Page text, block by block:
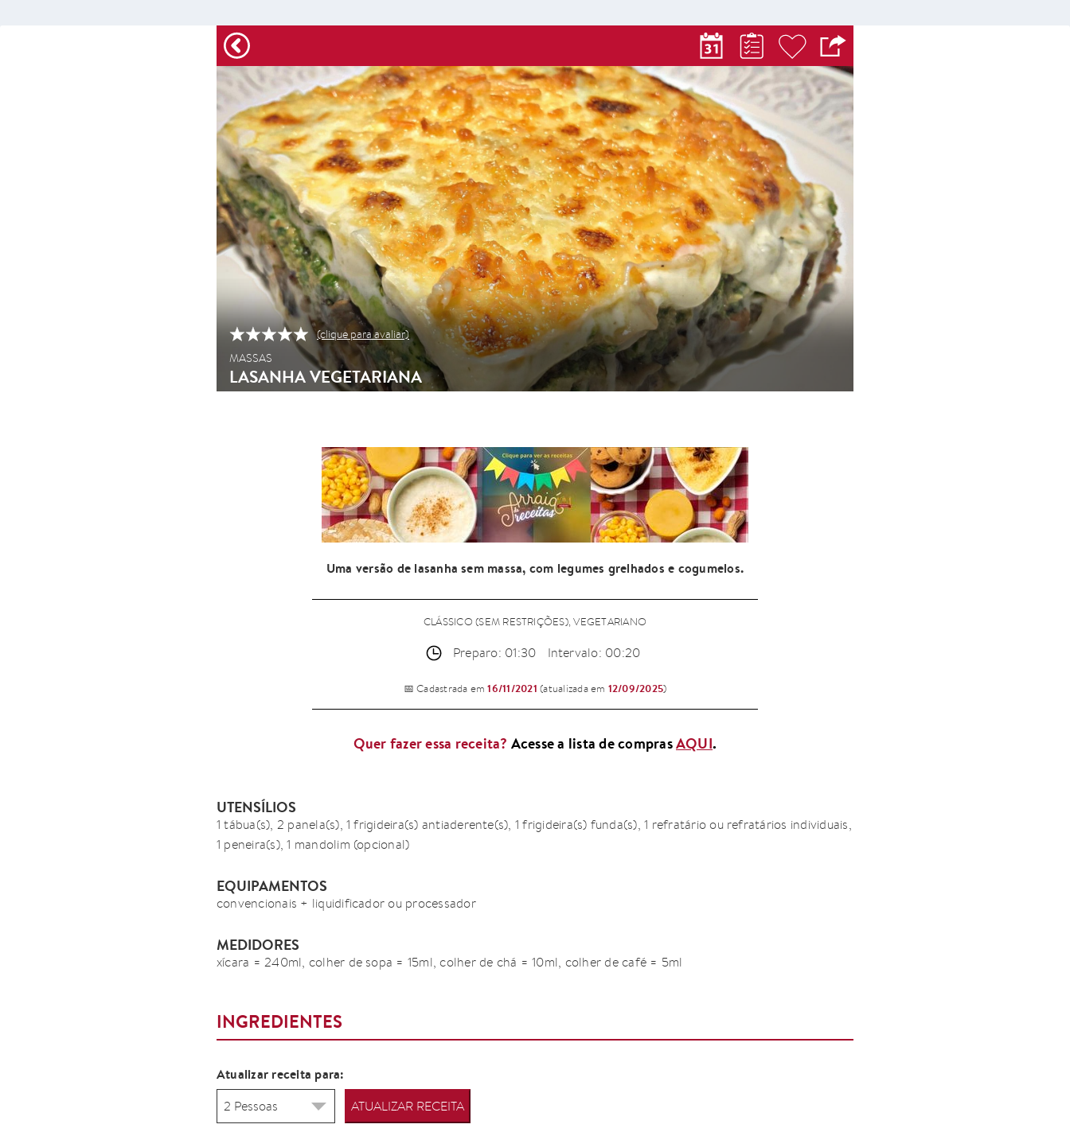
(clique para avaliar)
MASSAS
LASANHA VEGETARIANA
Uma versão de lasanha sem massa, com legumes grelhados e cogumelos.
CLÁSSICO (SEM RESTRIÇÕES), VEGETARIANO
Preparo: 01:30 Intervalo: 00:20
📅 Cadastrada em16/11/2021 (atualizada em 12/09/2025)
Quer fazer essa receita? Acesse a lista de comprasAQUI.
UTENSÍLIOS
1 tábua(s), 2 panela(s), 1 frigideira(s) antiaderente(s), 1 frigideira(s) funda(s), 1 refratário ou refratários individuais,
1 peneira(s), 1 mandolim (opcional)
EQUIPAMENTOS
convencionais + liquidificador ou processador
MEDIDORES
xícara = 240ml, colher de sopa = 15ml, colher de chá = 10ml, colher de café = 5ml
INGREDIENTES
Atualizar receita para:
ATUALIZAR RECEITA